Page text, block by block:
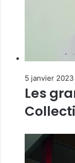
5 janvier 2023
Les